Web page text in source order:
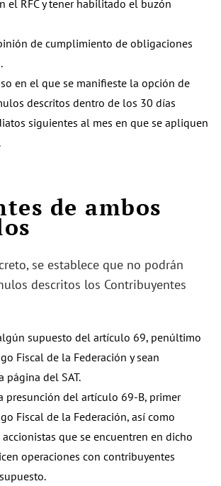
el RFC y tener habilitado el buzón
de cumplimiento de obligaciones
en el que se manifieste la opción de
descritos dentro de los 30 días
siguientes al mes en que se apliquen
de ambos
se establece que no podrán
descritos los Contribuyentes
supuesto del artículo 69, penúltimo
Fiscal de la Federación y sean
página del SAT.
presunción del artículo 69-B, primer
Fiscal de la Federación, así como
que se encuentren en dicho
operaciones con contribuyentes